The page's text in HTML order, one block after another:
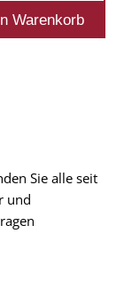
Sie alle seit
und